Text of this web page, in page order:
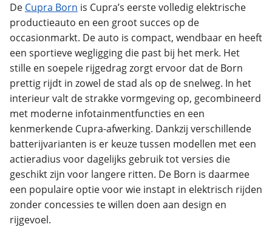
De Cupra Born is Cupra’s eerste volledig elektrische
productieauto en een groot succes op de
occasionmarkt. De auto is compact, wendbaar en heeft
een sportieve wegligging die past bij het merk. Het
stille en soepele rijgedrag zorgt ervoor dat de Born
prettig rijdt in zowel de stad als op de snelweg. In het
interieur valt de strakke vormgeving op, gecombineerd
met moderne infotainmentfuncties en een
kenmerkende Cupra-afwerking. Dankzij verschillende
batterijvarianten is er keuze tussen modellen met een
actieradius voor dagelijks gebruik tot versies die
geschikt zijn voor langere ritten. De Born is daarmee
een populaire optie voor wie instapt in elektrisch rijden
zonder concessies te willen doen aan design en
rijgevoel.